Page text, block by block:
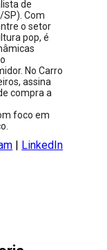
de
Com
o setor
pop, é
No Carro
assina
compra a
foco em
| LinkedIn